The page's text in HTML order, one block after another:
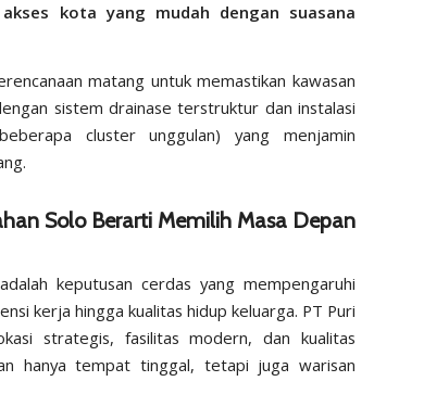
akses kota yang mudah dengan suasana
matang untuk memastikan kawasan
sistem drainase terstruktur dan instalasi
clusterunggulan) yang menjamin
Solo Berarti Memilih Masa Depan
keputusan cerdas yang mempengaruhi
kerja hingga kualitas hidup keluarga. PT Puri
strategis, fasilitas modern, dan kualitas
hanya tempat tinggal, tetapi juga warisan